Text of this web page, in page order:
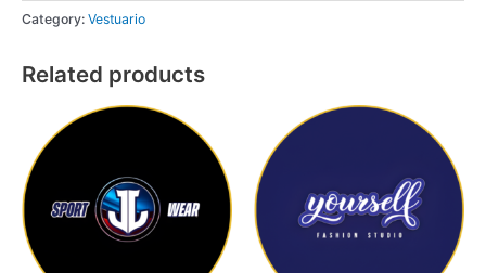
Category: Vestuario
Related products